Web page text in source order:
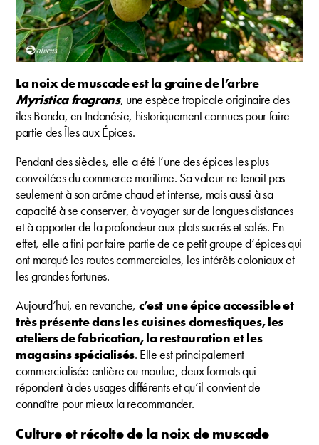
La noix de muscade est la graine de l’arbre
Myristica fragrans, une espèce tropicale originaire des
îles Banda, en Indonésie, historiquement connues pour faire
partie des Îles aux Épices.
Pendant des siècles, elle a été l’une des épices les plus
convoitées du commerce maritime. Sa valeur ne tenait pas
seulement à son arôme chaud et intense, mais aussi à sa
capacité à se conserver, à voyager sur de longues distances
et à apporter de la profondeur aux plats sucrés et salés. En
effet, elle a fini par faire partie de ce petit groupe d’épices qui
ont marqué les routes commerciales, les intérêts coloniaux et
les grandes fortunes.
Aujourd’hui, en revanche, c’est une épice accessible et
très présente dans les cuisines domestiques, les
ateliers de fabrication, la restauration et les
magasins spécialisés. Elle est principalement
commercialisée entière ou moulue, deux formats qui
répondent à des usages différents et qu’il convient de
connaître pour mieux la recommander.
Culture et récolte de la noix de muscade